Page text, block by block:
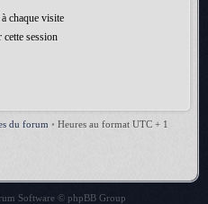
chaque visite
session
du forum • Heures au format UTC + 1
Software © phpBB Group